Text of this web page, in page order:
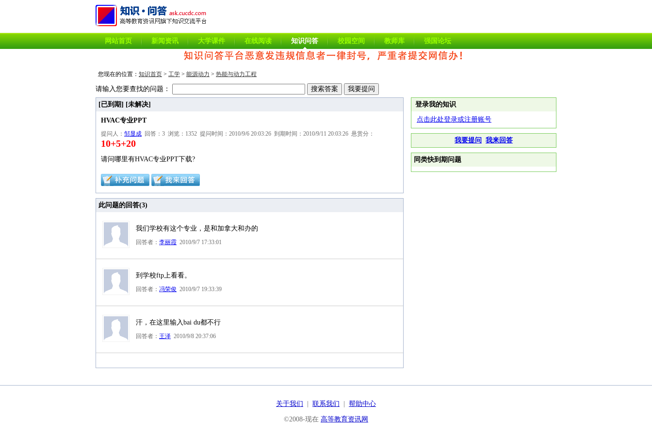
网站首页 新闻资讯 大学课件 在线阅读 知识问答 校园空间 教师库 强国论坛
您现在的位置： 知识首页 > 工学 > 能源动力 > 热能与动力工程
请输入您要查找的问题：
[已到期] [未解决]
HVAC专业PPT
提问人： 邹显成 回答：3 浏览：1352 提问时间：2010/9/6 20:03:26 到期时间：2010/9/11 20:03:26 悬赏分：
10+5+20
请问哪里有HVAC专业PPT下载?
此问题的回答(3)
我们学校有这个专业，是和加拿大和办的
回答者： 李丽霞 2010/9/7 17:33:01
到学校ftp上看看。
回答者： 冯荣俊 2010/9/7 19:33:39
汗，在这里输入bai du都不行
回答者： 王泽 2010/9/8 20:37:06
登录我的知识
点击此处登录或注册账号
我要提问 我来回答
同类快到期问题
关于我们 联系我们 帮助中心
©2008-现在 高等教育资讯网